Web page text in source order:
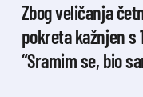
Zbog veličanja
pokreta kažnjen s
“Sramim se, bio